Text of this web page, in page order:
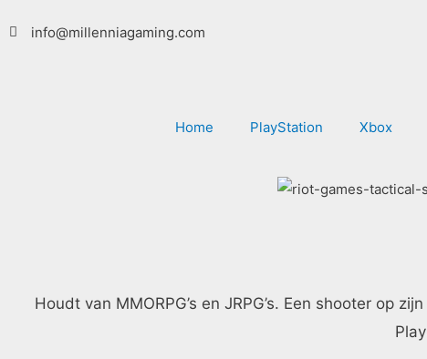
naar
info@millenniagaming.com
Home PlayStation Xbox
Houdt van MMORPG’s en JRPG’s. Een shooter op